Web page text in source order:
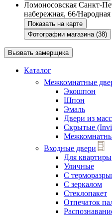
Ломоносовская Санкт-
набережная, 66/Народная
Показать на карте
Фотографии магазина (38)
Вызвать замерщика
Каталог
Межкомнатные
Экошпон
Шпон
Эмаль
Двери из
Скрытые
Входные двери
Для квартиры
Уличные
С
С зеркалом
Стеклопакет
Отпечаток